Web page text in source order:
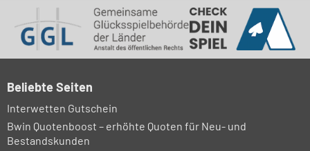
Beliebte Seiten
Interwetten Gutschein
Bwin Quotenboost – erhöhte Quoten für Neu- und
Bestandskunden